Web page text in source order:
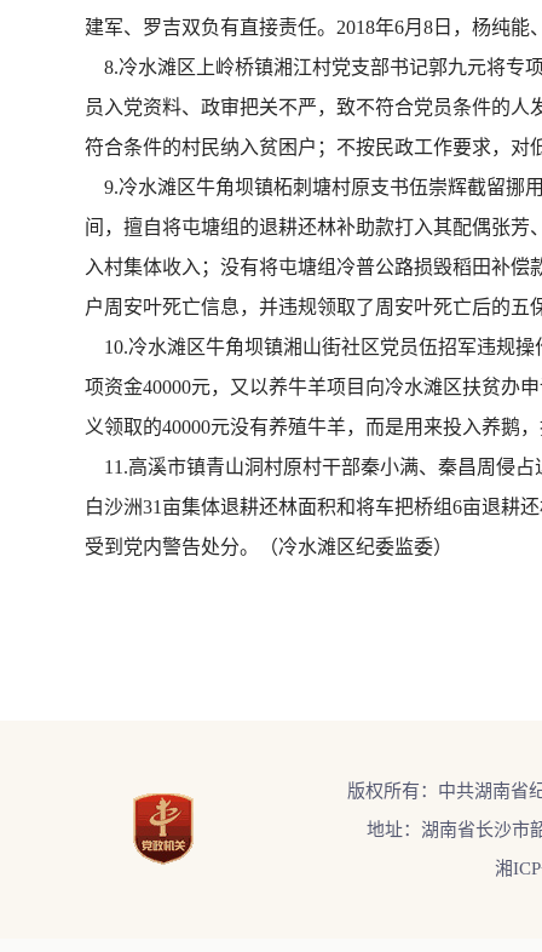
建军、罗吉双负有直接责任。2018年6月8日，杨纯
8.冷水滩区上岭桥镇湘江村党支部书记郭九元将专
员入党资料、政审把关不严，致不符合党员条件的
符合条件的村民纳入贫困户；不按民政工作要求，对
9.冷水滩区牛角坝镇柘刺塘村原支书伍崇辉截留挪
间，擅自将屯塘组的退耕还林补助款打入其配偶张
入村集体收入；没有将屯塘组冷普公路损毁稻田补
户周安叶死亡信息，并违规领取了周安叶死亡后的五
10.冷水滩区牛角坝镇湘山街社区党员伍招军违规操
项资金40000元，又以养牛羊项目向冷水滩区扶贫办
义领取的40000元没有养殖牛羊，而是用来投入养鹅
11.高溪市镇青山洞村原村干部秦小满、秦昌周侵占
白沙洲31亩集体退耕还林面积和将车把桥组6亩退耕
受到党内警告处分。（冷水滩区纪委监委）
版权所有：中共湖南省
地址：湖南省长沙市
湘